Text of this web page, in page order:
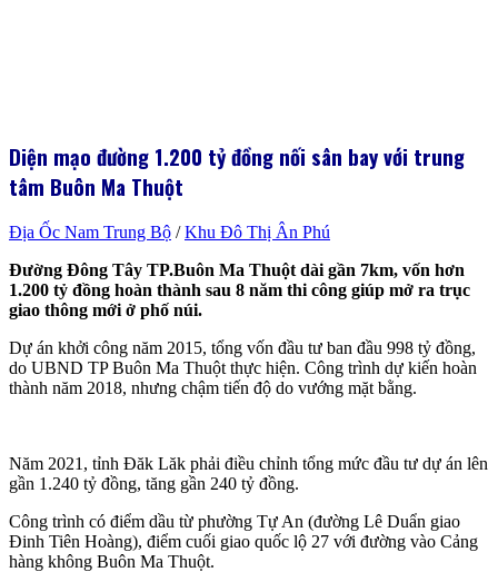
Diện mạo đường 1.200 tỷ đồng nối sân bay với trung
tâm Buôn Ma Thuột
Địa Ốc Nam Trung Bộ /Khu Đô Thị Ân Phú
Đường Đông Tây TP.Buôn Ma Thuột dài gần 7km, vốn hơn
1.200 tỷ đồng hoàn thành sau 8 năm thi công giúp mở ra trục
giao thông mới ở phố núi.
Dự án khởi công năm 2015, tổng vốn đầu tư ban đầu 998 tỷ đồng,
do UBND TP Buôn Ma Thuột thực hiện. Công trình dự kiến hoàn
thành năm 2018, nhưng chậm tiến độ do vướng mặt bằng.
Năm 2021, tỉnh Đăk Lăk phải điều chỉnh tổng mức đầu tư dự án lên
gần 1.240 tỷ đồng, tăng gần 240 tỷ đồng.
Công trình có điểm dầu từ phường Tự An (đường Lê Duẩn giao
Đinh Tiên Hoàng), điểm cuối giao quốc lộ 27 với đường vào Cảng
hàng không Buôn Ma Thuột.